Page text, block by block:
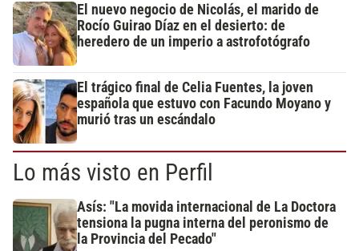
El nuevo negocio de Nicolás, el marido de
Rocío Guirao Díaz en el desierto: de
heredero de un imperio a astrofotógrafo
El trágico final de Celia Fuentes, la joven
española que estuvo con Facundo Moyano y
murió tras un escándalo
Lo más visto en Perfil
Asís: "La movida internacional de La Doctora
tensiona la pugna interna del peronismo de
la Provincia del Pecado"